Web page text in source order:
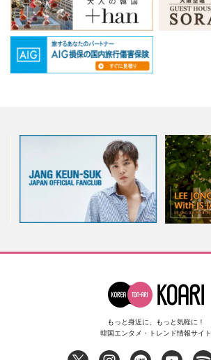
もっと身近に、もっと気軽に！
韓国エンタメ・トレンド情報サイト